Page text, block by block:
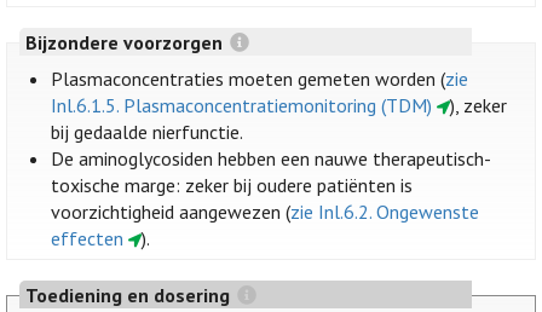
Bijzondere voorzorgen
Plasmaconcentraties moeten gemeten worden (zie
Inl.6.1.5. Plasmaconcentratiemonitoring (TDM)
), zeker
bij gedaalde nierfunctie.
De aminoglycosiden hebben een nauwe therapeutisch-
toxische marge: zeker bij oudere patiënten is
voorzichtigheid aangewezen (zie Inl.6.2. Ongewenste
effecten
).
Toediening en dosering